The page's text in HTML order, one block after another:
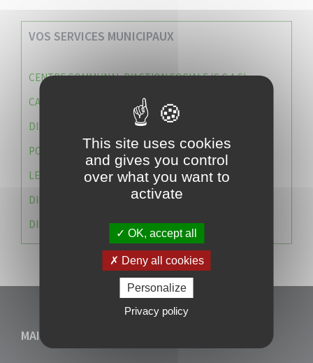
VOS SERVICES MUNICIPAUX
CENTRE COMMUNAL D’ACTION SOCIALE (C.C.A.S)
CAISSE DES ÉCOLES
DIRECTION DES SERVICES TECHNIQUES
POLICE MUNICIPALE
LE CABINET DU MAIRE
DIRECTION DES RESSOURCES ET MOYENS
DIRECTION DU DEVELLOPPEMENT URBAIN DURABL
MAIRIE DU VAUCLIN
This site uses cookies
and gives you control
over what you want to
activate
OK, accept all
Deny all cookies
Personalize
Privacy policy